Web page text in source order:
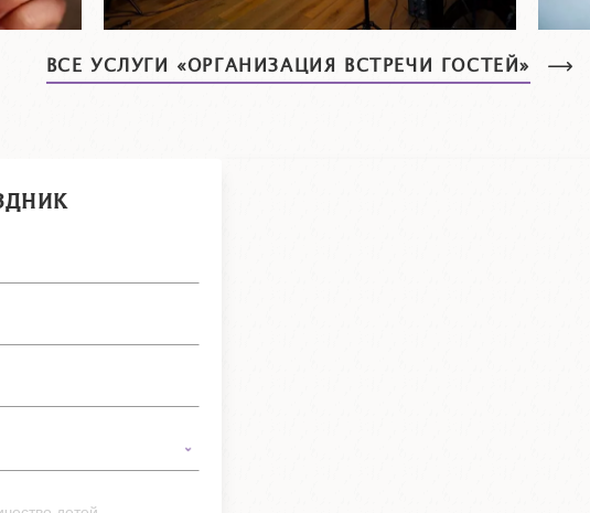
ВСЕ УСЛУГИ «ОРГАНИЗАЦИЯ ВСТРЕЧИ ГОСТЕЙ»